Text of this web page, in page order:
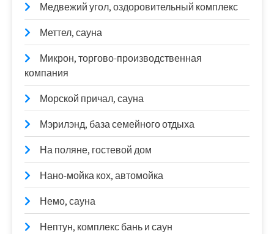
Медвежий угол, оздоровительный комплекс
Меттел, сауна
Микрон, торгово-производственная
компания
Морской причал, сауна
Мэрилэнд, база семейного отдыха
На поляне, гостевой дом
Нано-мойка кох, автомойка
Немо, сауна
Нептун, комплекс бань и саун